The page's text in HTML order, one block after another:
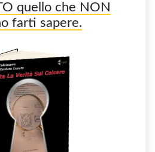
quello che NON
farti sapere.